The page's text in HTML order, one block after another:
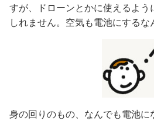
すが、ドローンとかに使えるよう
しれません。空気も電池にするな
身の回りのもの、なんでも電池に